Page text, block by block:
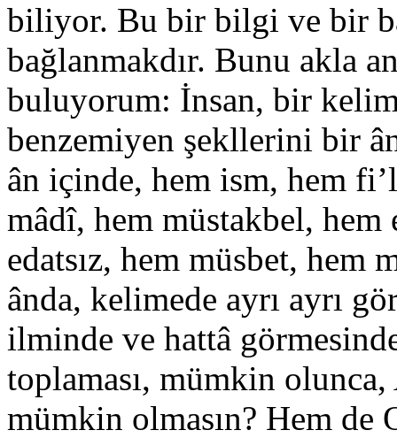
biliyor. Bu bir bilgi ve bir
bağlanmakdır. Bunu akla
buluyorum: İnsan, bir
benzemiyen şekllerini bir
ân içinde, hem ism, hem
mâdî, hem müstakbel, hem
edatsız, hem müsbet,
ânda, kelimede ayrı ayrı
ilminde ve hattâ
toplaması, mümkin
mümkin olmasın? Hem de